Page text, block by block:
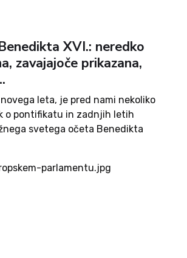
XVI.: neredko
zavajajoče prikazana,
leta, je pred nami nekoliko
o pontifikatu in zadnjih letih
svetega očeta Benedikta
Izjemno življenjsko pot Josepha
zajeti...